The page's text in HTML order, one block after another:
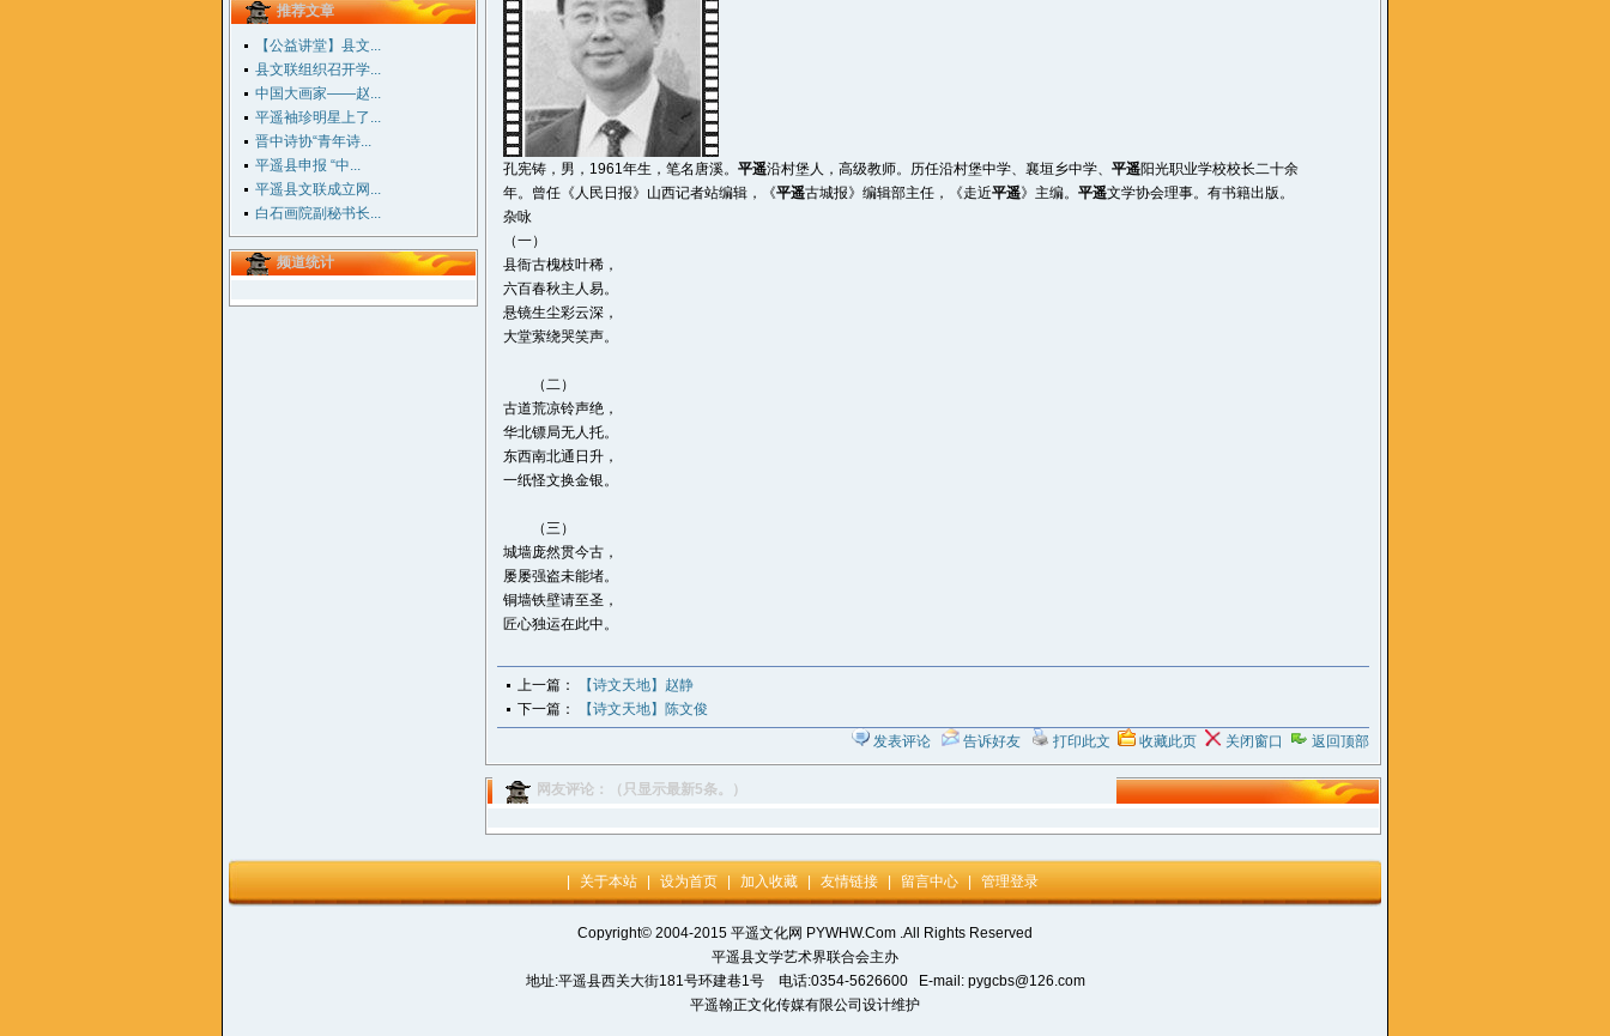
推荐文章
【公益讲堂】县文...
县文联组织召开学...
中国大画家——赵...
平遥袖珍明星上了...
晋中诗协“青年诗...
平遥县申报 “中...
平遥县文联成立网...
白石画院副秘书长...
频道统计
孔宪铸，男，1961年生，笔名唐溪。 平遥沿村堡人，高级教师。历任沿村堡中学、襄垣乡中学、 平遥阳光职业学校校长二十余
年。曾任《人民日报》山西记者站编辑，《平遥古城报》编辑部主任，《走近平遥》主编。 平遥文学协会理事。有书籍出版。
杂咏
（一）
县衙古槐枝叶稀，
六百春秋主人易。
悬镜生尘彩云深，
大堂萦绕哭笑声。
（二）
古道荒凉铃声绝，
华北镖局无人托。
东西南北通日升，
一纸怪文换金银。
（三）
城墙庞然贯今古，
屡屡强盗未能堵。
铜墙铁壁请至圣，
匠心独运在此中。
上一篇：
【诗文天地】赵静
下一篇：
【诗文天地】陈文俊
发表评论
告诉好友 打印此文 收藏此页 关闭窗口 返回顶部
网友评论：（只显示最新5条。）
关于本站 设为首页 加入收藏 友情链接 留言中心 管理登录
Copyright© 2004-2015 平遥文化网 PYWHW.Com .All Rights Reserved
平遥县文学艺术界联合会主办
地址:平遥县西关大街181号环建巷1号 电话:0354-5626600 E-mail: pygcbs@126.com
平遥翰正文化传媒有限公司设计维护